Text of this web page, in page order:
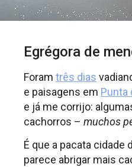
Egrégora de
Foram três dias
e paisagens em Punta
e já me corrijo:
cachorros – muchos
É que a pacata cidade
parece abrigar mais